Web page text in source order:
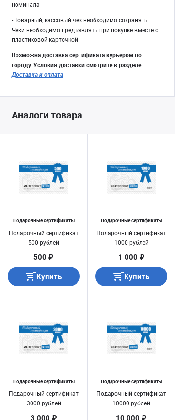
номинала
- Товарный, кассовый чек необходимо сохранять.
Чеки необходимо предъявлять при покупке вместе с
пластиковой карточкой
Возможна доставка сертификата курьером по
городу. Условия доставки смотрите в разделе
Доставка и оплата
Аналоги товара
Подарочные сертификаты
Подарочный сертификат
500 рублей
500 ₽
Купить
Подарочные сертификаты
Подарочный сертификат
1000 рублей
1 000 ₽
Купить
Подарочные сертификаты
Подарочный сертификат
3000 рублей
3 000 ₽
Подарочные сертификаты
Подарочный сертификат
10000 рублей
10 000 ₽